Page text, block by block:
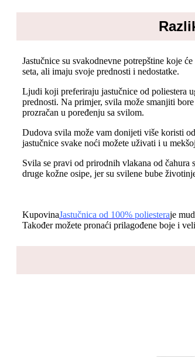
Jastučnice su svakodnevne potrepštine koje
seta, ali imaju svoje prednosti i nedostatke.
Ljudi koji preferiraju jastučnice od poliestera
prednosti. Na primjer, svila može smanjiti
prozračan u poređenju sa svilom.
Dudova svila može vam donijeti više koristi
jastučnice svake noći možete uživati ​​i u
Svila se pravi od prirodnih vlakana od čahura
druge kožne osipe, jer su svilene bube
KupovinaJastučnica od 100% poliesteraje
Također možete pronaći prilagođene boje i